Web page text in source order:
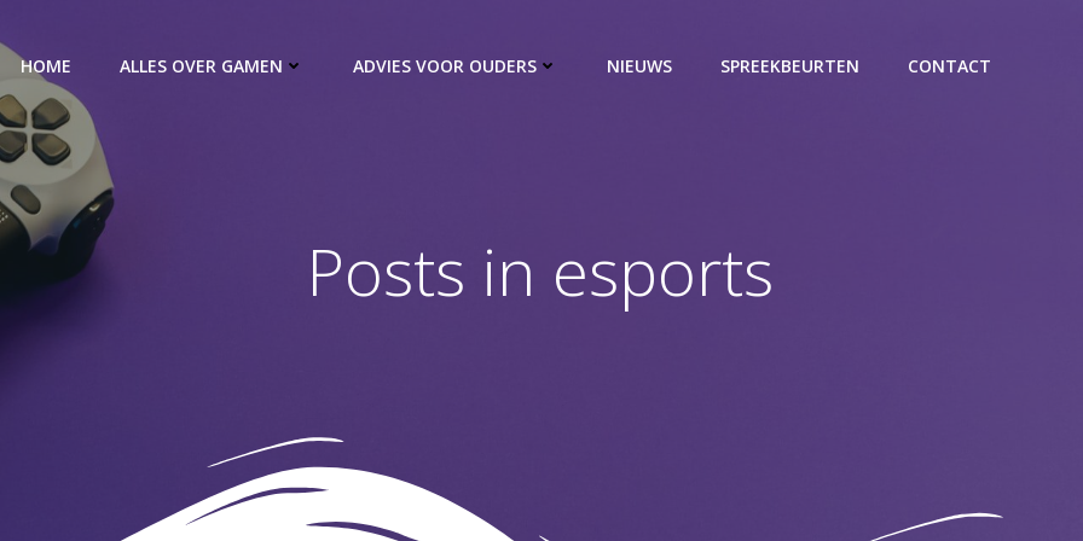
HOME ALLES OVER GAMEN ADVIES VOOR OUDERS NIEUWS SPREEKBEURTEN CONTACT
Posts in esports